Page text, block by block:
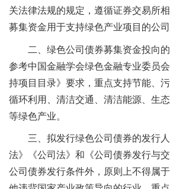
关法律法规的规定，遵循证券交易所
募集资金用于支持绿色产业项目的公司
二、绿色公司债券募集资金投向
参考中国金融学会绿色金融专业委员
持项目目录》要求，重点支持节能、
循环利用、清洁交通、清洁能源、生
等绿色产业。
三、拟发行绿色公司债券的发行
法》《公司法》和《公司债券发行与
公司债券发行条件外，原则上不得属